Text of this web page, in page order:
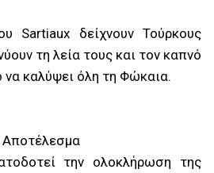
Sartiaux δείχνουν Τούρκους
τη λεία τους και τον καπνό
καλύψει όλη τη Φώκαια.
Αποτέλεσμα
την ολοκλήρωση της